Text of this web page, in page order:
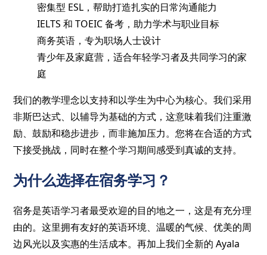
密集型 ESL，帮助打造扎实的日常沟通能力
IELTS 和 TOEIC 备考，助力学术与职业目标
商务英语，专为职场人士设计
青少年及家庭营，适合年轻学习者及共同学习的家
庭
我们的教学理念以支持和以学生为中心为核心。我们采用
非斯巴达式、以辅导为基础的方式，这意味着我们注重激
励、鼓励和稳步进步，而非施加压力。您将在合适的方式
下接受挑战，同时在整个学习期间感受到真诚的支持。
为什么选择在宿务学习？
宿务是英语学习者最受欢迎的目的地之一，这是有充分理
由的。这里拥有友好的英语环境、温暖的气候、优美的周
边风光以及实惠的生活成本。再加上我们全新的 Ayala